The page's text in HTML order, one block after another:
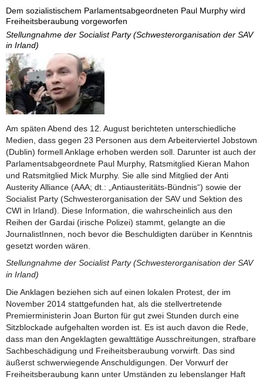
Dem sozialistischem Parlamentsabgeordneten Paul Murphy wird
Freiheitsberaubung vorgeworfen
Stellungnahme der Socialist Party (Schwesterorganisation der SAV
in Irland)
Am späten Abend des 12. August berichteten unterschiedliche
Medien, dass gegen 23 Personen aus dem Arbeiterviertel Jobstown
(Dublin) formell Anklage erhoben werden soll. Darunter ist auch der
Parlamentsabgeordnete Paul Murphy, Ratsmitglied Kieran Mahon
und Ratsmitglied Mick Murphy. Sie alle sind Mitglied der Anti
Austerity Alliance (AAA; dt.: „Antiausteritäts-Bündnis“) sowie der
Socialist Party (Schwesterorganisation der SAV und Sektion des
CWI in Irland). Diese Information, die wahrscheinlich aus den
Reihen der Gardai (irische Polizei) stammt, gelangte an die
JournalistInnen, noch bevor die Beschuldigten darüber in Kenntnis
gesetzt worden wären.
Stellungnahme der Socialist Party (Schwesterorganisation der SAV
in Irland)
Die Anklagen beziehen sich auf einen lokalen Protest, der im
November 2014 stattgefunden hat, als die stellvertretende
Premierministerin Joan Burton für gut zwei Stunden durch eine
Sitzblockade aufgehalten worden ist. Es ist auch davon die Rede,
dass man den Angeklagten gewalttätige Ausschreitungen, strafbare
Sachbeschädigung und Freiheitsberaubung vorwirft. Das sind
äußerst schwerwiegende Anschuldigungen. Der Vorwurf der
Freiheitsberaubung kann unter Umständen zu lebenslanger Haft